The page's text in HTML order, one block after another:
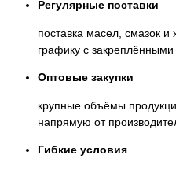
Регулярные поставки
поставка масел, смазок
графику с закреплёнными
Оптовые закупки
крупные объёмы
напрямую от
Гибкие условия